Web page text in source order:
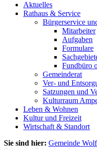
Aktuelles
Rathaus & Service
Bürgerservice
Mitarbeiter
Aufgaben
Formulare
Fundbüro
Gemeinderat
Ver- und
Satzungen und
Kulturraum
Leben & Wohnen
Kultur und Freizeit
Wirtschaft & Standort
Sie sind hier: Gemeinde